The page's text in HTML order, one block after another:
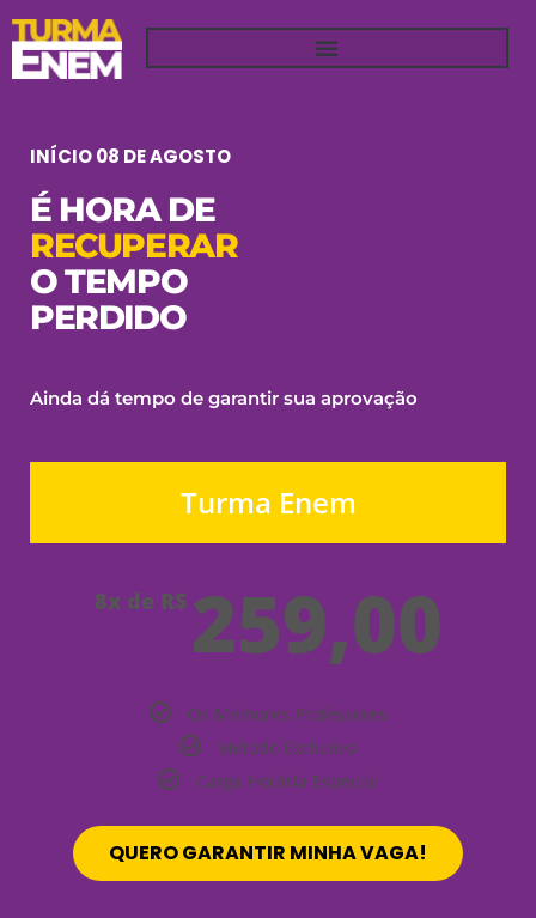
INÍCIO 08 DE AGOSTO
É HORA DE
RECUPERAR
O TEMPO
PERDIDO
Ainda dá tempo de garantir sua aprovação
Turma Enem
8x de R$ 259,00
Os Melhores Professores
Método Exclusivo
Carga Horária Especial
QUERO GARANTIR MINHA VAGA!